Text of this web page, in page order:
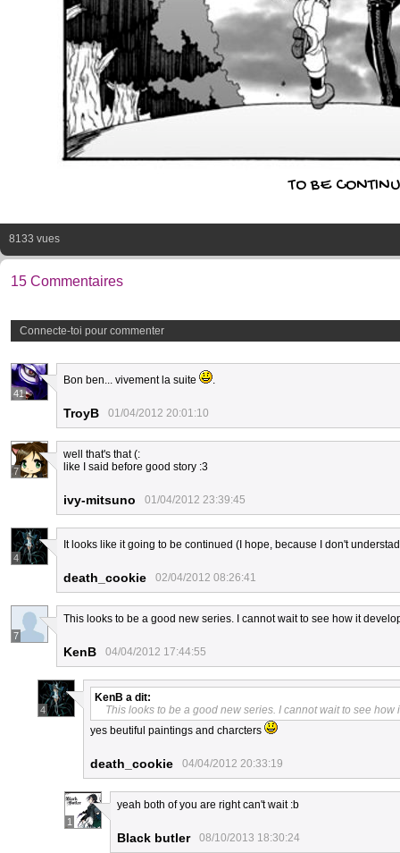
TO BE
8133 vues
15 Commentaires
Connecte-toi pour commenter
41
Bon ben... vivement la suite .
TroyB 01/04/2012 20:01:10
7
well that's that (:
like I said before good story :3
ivy-mitsuno 01/04/2012 23:39:45
4
It looks like it going to be continued (I hope, because I don't
death_cookie 02/04/2012 08:26:41
7
This looks to be a good new series. I cannot wait to see how it
KenB 04/04/2012 17:44:55
4
KenB a dit:
This looks to be a good new series. I cannot wait to see how
yes beutiful paintings and charcters
death_cookie 04/04/2012 20:33:19
1
yeah both of you are right can't wait :b
Black butler 08/10/2013 18:30:24